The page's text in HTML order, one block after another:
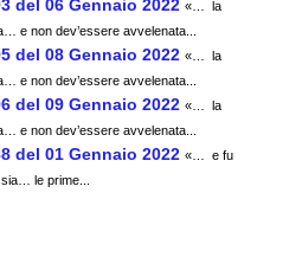
gr
a
m
di
vi
di
del 06 Gennaio 2022 «… la
e non dev’essere avvelenata...
del 08 Gennaio 2022 «… la
e non dev’essere avvelenata...
del 09 Gennaio 2022 «… la
e non dev’essere avvelenata...
del 01 Gennaio 2022 «… e fu
le prime...